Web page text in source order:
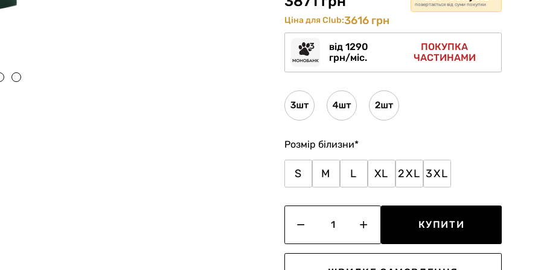
повертається від суми покупки
Ціна для Club:3616 грн
від 1290
грн/міс.
ПОКУПКА
ЧАСТИНАМИ
Розмір білизни*
S M L XL 2XL 3XL
КУПИТИ